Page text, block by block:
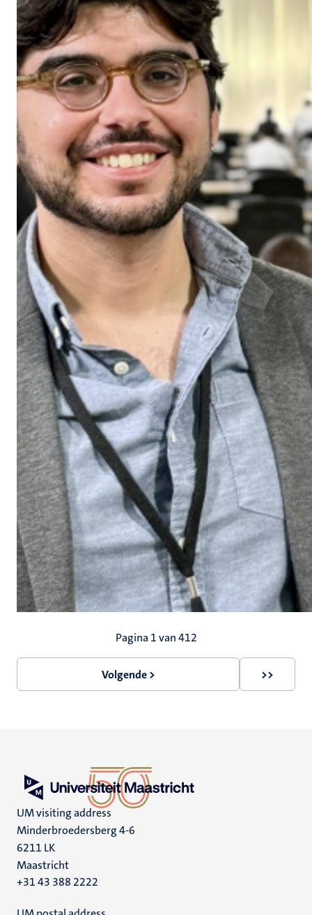
Pagina 1 van 412
Volgende
Volgende >
Laatste
>>
UM visiting address
Minderbroedersberg 4-6
6211 LK
Maastricht
+31 43 388 2222